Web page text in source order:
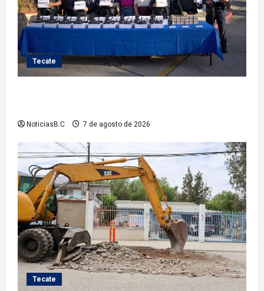
Tecate
NoticiasB.C 7 de agosto de 2026
Tecate